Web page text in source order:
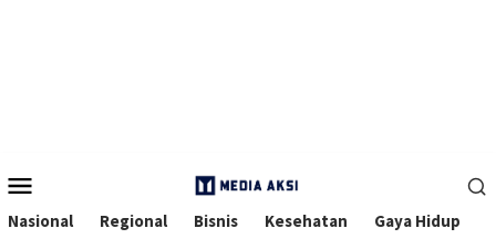
Mobile
Nasional Regional Bisnis Kesehatan Gaya Hidup